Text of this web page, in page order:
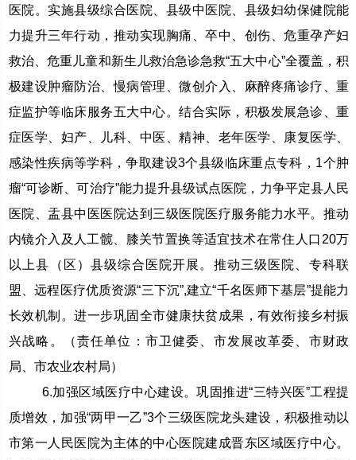
医院。实施县级综合医院、县级中医院、县级妇幼保健院能
力提升三年行动，推动实现胸痛、卒中、创伤、危重孕产妇
救治、危重儿童和新生儿救治急诊急救“五大中心”全覆盖，积
极建设肿瘤防治、慢病管理、微创介入、麻醉疼痛诊疗、重
症监护等临床服务五大中心。结合实际，积极发展急诊、重
症医学、妇产、儿科、中医、精神、老年医学、康复医学、
感染性疾病等学科，争取建设3个县级临床重点专科，1个肿
瘤“可诊断、可治疗”能力提升县级试点医院，力争平定县人民
医院、盂县中医医院达到三级医院医疗服务能力水平。推动
内镜介入及人工髋、膝关节置换等适宜技术在常住人口20万
以上县（区）县级综合医院开展。推动三级医院、专科联
盟、远程医疗优质资源“三下沉”,建立“千名医师下基层”提能力
长效机制。进一步巩固全市健康扶贫成果，有效衔接乡村振
兴战略。（责任单位：市卫健委、市发展改革委、市财政
局、市农业农村局）
6.加强区域医疗中心建设。巩固推进“三特兴医”工程提
质增效，加强“两甲一乙”3个三级医院龙头建设，积极推动以
市第一人民医院为主体的中心医院建成晋东区域医疗中心。